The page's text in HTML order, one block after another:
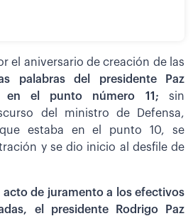
el aniversario de creación de las
palabras del presidente Paz
en el punto número 11; sin
del ministro de Defensa,
que estaba en el punto 10, se
y se dio inicio al desfile de
de juramento a los efectivos
el presidente Rodrigo Paz